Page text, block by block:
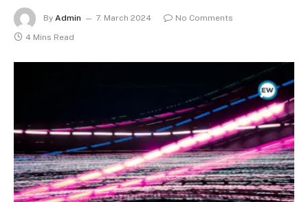
By Admin 7. March 2024
No Comments
4 Mins Read